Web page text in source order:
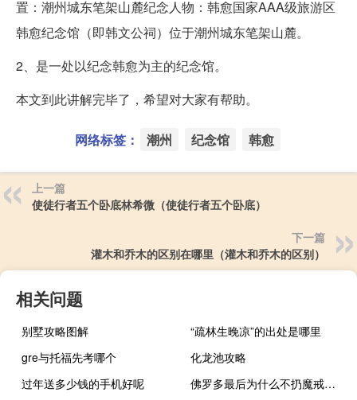
置：潮州城东笔架山麓纪念人物：韩愈国家AAA级旅游区
韩愈纪念馆（即韩文公祠）位于潮州城东笔架山麓。
2、是一处以纪念韩愈为主的纪念馆。
本文到此讲解完毕了，希望对大家有帮助。
网络标签： 潮州 纪念馆 韩愈
上一篇
使徒行者五个卧底林希微（使徒行者五个卧底）
下一篇
灌木和乔木的区别在哪里（灌木和乔木的区别）
相关问题
别墅攻略图解
“疏林生晚凉”的出处是哪里
gre与托福先考哪个
化龙池攻略
过年送多少钱的手机好呢
佛罗多最后为什么不扔魔戒（佛罗多）